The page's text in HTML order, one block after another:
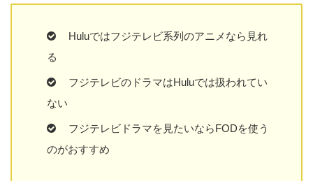
Huluではフジテレビ系列のアニメなら見れ
る
フジテレビのドラマはHuluでは扱われてい
ない
フジテレビドラマを見たいならFODを使う
のがおすすめ